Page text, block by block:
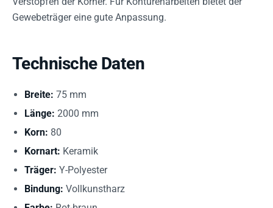
Gewebeträger eine gute Anpassung.
Technische Daten
Breite: 75 mm
Länge: 2000 mm
Korn: 80
Kornart: Keramik
Träger: Y-Polyester
Bindung: Vollkunstharz